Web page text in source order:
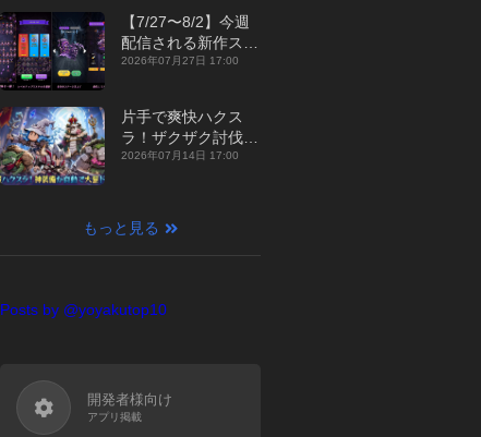
征』【最新作PICKU
P】
【7/27〜8/2】今週
配信される新作スマ
ホゲームをまとめて
年】
2026年07月27日 17:00
片手で爽快ハクス
ラ！ザクザク討伐し
て神装備を集める放
【最新作PICKUP】
2026年07月14日 17:00
もっと見る
Posts by @yoyakutop10
開発者様向け
アプリ掲載